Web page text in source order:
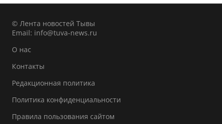
© Лента новостей Тывы
Email: info@tuva-news.ru
О нас
Контакты
Редакционная политика
Политика конфиденциальности
Правила пользования сайтом